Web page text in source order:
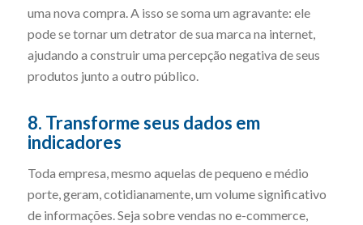
uma nova compra. A isso se soma um agravante: ele
pode se tornar um detrator de sua marca na internet,
ajudando a construir uma percepção negativa de seus
produtos junto a outro público.
8. Transforme seus dados em
indicadores
Toda empresa, mesmo aquelas de pequeno e médio
porte, geram, cotidianamente, um volume significativo
de informações. Seja sobre vendas no e-commerce,